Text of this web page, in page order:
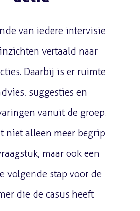
van iedere intervisie
vertaald naar
Daarbij is er ruimte
suggesties en
vanuit de groep.
niet alleen meer begrip
maar ook een
volgende stap voor de
die de casus heeft